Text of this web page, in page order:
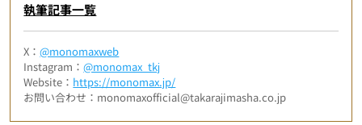
執筆記事一覧
X：@monomaxweb
Instagram：@monomax_tkj
Website： https://monomax.jp/
お問い合わせ：monomaxofficial@takarajimasha.co.jp